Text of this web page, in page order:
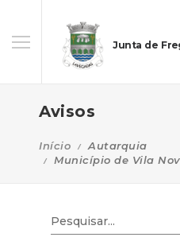
Junta de
Avisos
Início
Autarquia
Município de Vila